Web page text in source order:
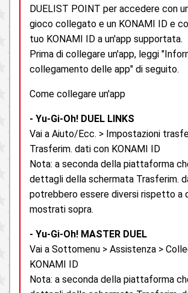
DUELIST POINT per accedere con
gioco collegato e un KONAMI ID e
tuo KONAMI ID a un'app supportata.
Prima di collegare un'app, leggi
collegamento delle app" di seguito.
Come collegare un'app
- Yu-Gi-Oh! DUEL LINKS
Vai a Aiuto/Ecc. > Impostazioni
Trasferim. dati con KONAMI ID
Nota: a seconda della piattaforma
dettagli della schermata Trasferim.
potrebbero essere diversi rispetto a
mostrati sopra.
- Yu-Gi-Oh! MASTER DUEL
Vai a Sottomenu > Assistenza >
KONAMI ID
Nota: a seconda della piattaforma